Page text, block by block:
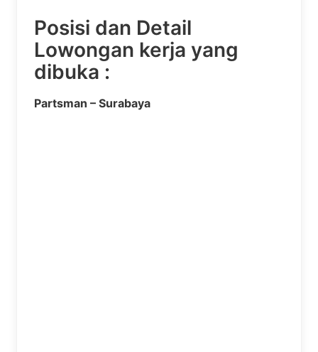
Posisi dan Detail
Lowongan kerja yang
dibuka :
Partsman – Surabaya